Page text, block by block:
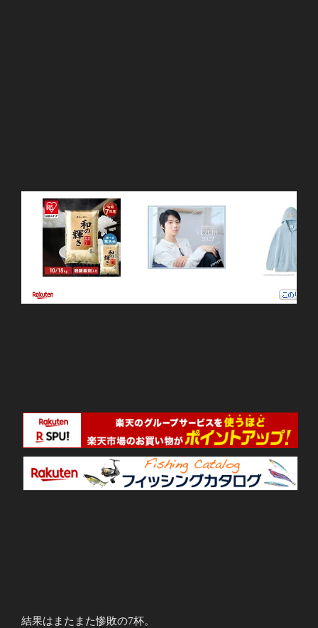
結果はまたまた惨敗の7杯。